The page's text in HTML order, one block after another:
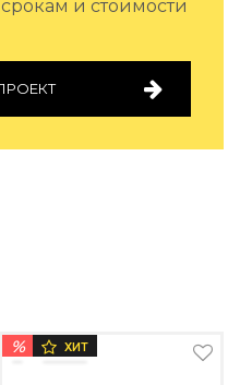
по вашему
и стоимости
% ХИТ